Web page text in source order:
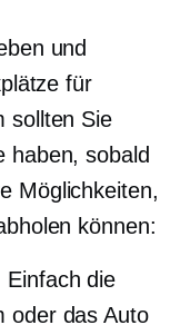
und
für
sollten Sie
haben, sobald
Möglichkeiten,
können:
Einfach die
oder das Auto